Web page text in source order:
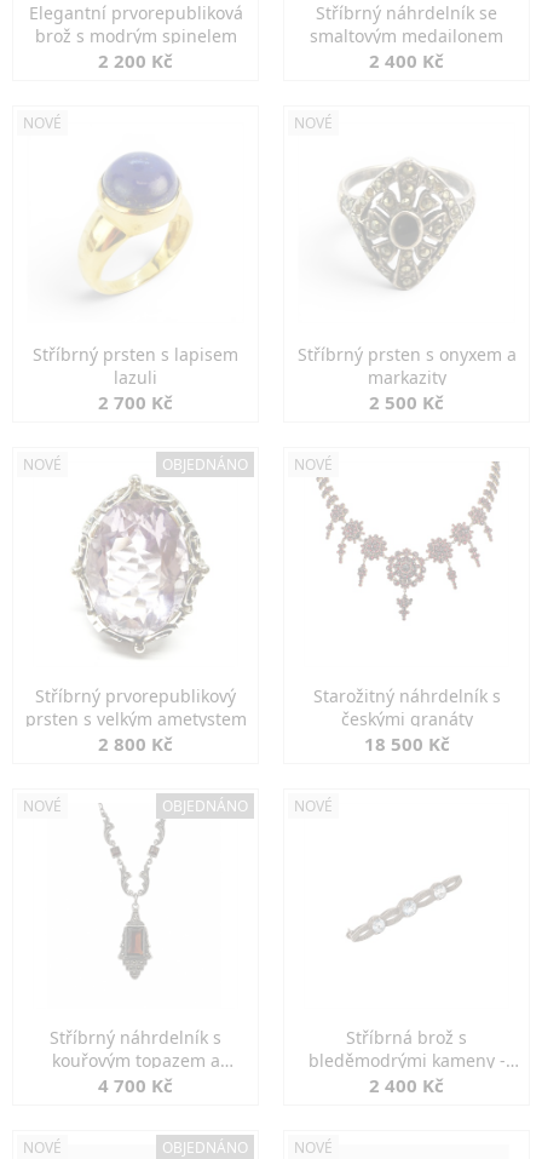
Elegantní prvorepubliková
brož s modrým spinelem
2 200 Kč
Stříbrný náhrdelník se
smaltovým medailonem
2 400 Kč
NOVÉ
Stříbrný prsten s lapisem
lazuli
2 700 Kč
NOVÉ
Stříbrný prsten s onyxem a
markazity
2 500 Kč
NOVÉ OBJEDNÁNO
Stříbrný prvorepublikový
prsten s velkým ametystem
2 800 Kč
NOVÉ
Starožitný náhrdelník s
českými granáty
18 500 Kč
NOVÉ OBJEDNÁNO
Stříbrný náhrdelník s
kouřovým topazem a
markazity
4 700 Kč
NOVÉ
Stříbrná brož s
bleděmodrými kameny -
jemná elegance
2 400 Kč
NOVÉ OBJEDNÁNO NOVÉ